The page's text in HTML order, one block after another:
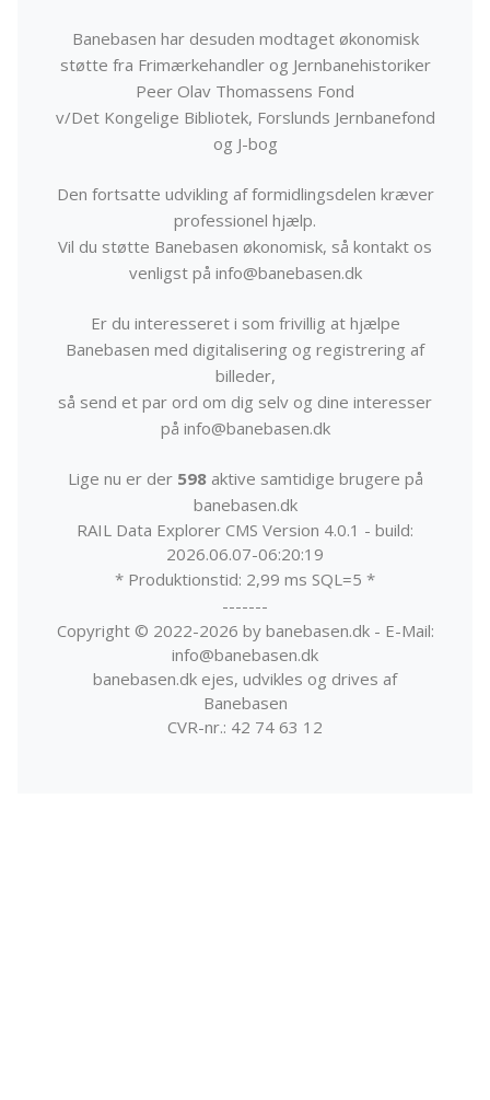
Banebasen har desuden modtaget økonomisk
støtte fra Frimærkehandler og Jernbanehistoriker
Peer Olav Thomassens Fond
v/Det Kongelige Bibliotek, Forslunds Jernbanefond
og J-bog
Den fortsatte udvikling af formidlingsdelen kræver
professionel hjælp.
Vil du støtte Banebasen økonomisk, så kontakt os
venligst på info@banebasen.dk
Er du interesseret i som frivillig at hjælpe
Banebasen med digitalisering og registrering af
billeder,
så send et par ord om dig selv og dine interesser
på info@banebasen.dk
Lige nu er der 598aktive samtidige brugere på
banebasen.dk
RAIL Data Explorer CMS Version 4.0.1 - build:
2026.06.07-06:20:19
* Produktionstid: 2,99 ms SQL=5 *
-------
Copyright © 2022-2026 by banebasen.dk - E-Mail:
info@banebasen.dk
banebasen.dk ejes, udvikles og drives af
Banebasen
CVR-nr.: 42 74 63 12